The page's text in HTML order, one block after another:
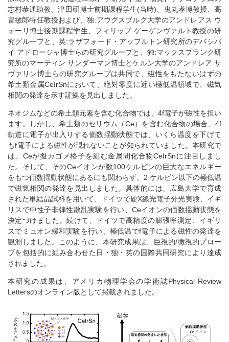
志村恭通助教、津田研博士前期課程学生(当時)、鬼丸孝博教授、高
畠敏郎特任教授および、独:アウグスブルグ大学のアンドレアス ウ
ォーリ博士後期課程学生、フィリップ ゲーゲンヴァルト教授の研
究グループと、英:ラザフォード・アップルトン研究所のデバシバ
イ アドロージャ博士らの研究グループと、独:マックスプランク研
究所のマーティン サンダーマン博士とケルン大学のアンドレア サ
ヴァリン博士らの研究グループは共同で、磁性をもたないはずの
希土類金属CeIrSnにおいて、絶対零度に近い極低温領域で、磁気
相関の発達を示す証拠を見出しました。
ネオジムなどの希土類元素を含む化合物では、4f電子が磁性を担い
ます。しかし、希土類のセリウム（Ce）を含む化合物の場合、4f
軌道に電子が出入りする価数揺動状態では、いくら温度を下げて
もf電子による磁性が現れないことが知られていました。本研究で
は、Ceが擬カゴメ格子を組む金属間化合物CeIrSnに注目しまし
た。そして、そのCeイオンが数100ケルビンの巨大なエネルギー
をもつ価数揺動状態にあるにも関わらず、2 ケルビン以下の極低温
で磁気相関の発達を見出しました。具体的には、広島大学で育成
された単結晶試料を用いて、ドイツで硬X線光電子分光実験、イギ
リスで中性子非弾性散乱実験を行い、Ceイオンの価数揺動状態を
決定づけました。続けて、ドイツで高精度の膨張率測定、イギリ
スでミュオン緩和実験を行い、極低温でf電子による磁性の発達を
観測しました。このように、本研究成果は、巨視的/微視的プロー
ブを包括的に組み合わせた日・独・英の国際共同研究により達成
されました。
本研究の成果は、アメリカ物理学会の学術誌Physical Review
Lettersのオンライン版として掲載されました。